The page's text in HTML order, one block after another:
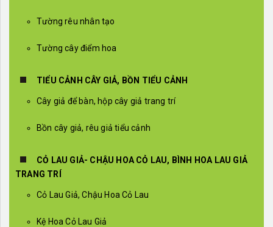
Tường rêu nhân tạo
Tường cây điểm hoa
TIỂU CẢNH CÂY GIẢ, BỒN TIỂU CẢNH
Cây giả để bàn, hộp cây giả trang trí
Bồn cây giả, rêu giả tiểu cảnh
CỎ LAU GIẢ- CHẬU HOA CỎ LAU, BÌNH HOA LAU GIẢ
TRANG TRÍ
Cỏ Lau Giả, Chậu Hoa Cỏ Lau
Kệ Hoa Cỏ Lau Giả